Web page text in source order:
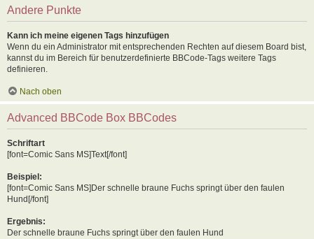
Andere Punkte
Kann ich meine eigenen Tags hinzufügen
Wenn du ein Administrator mit entsprechenden Rechten auf diesem Board bist,
kannst du im Bereich für benutzerdefinierte BBCode-Tags weitere Tags
definieren.
Nach oben
Advanced BBCode Box BBCodes
Schriftart
[font=Comic Sans MS]Text[/font]
Beispiel:
[font=Comic Sans MS]Der schnelle braune Fuchs springt über den faulen
Hund[/font]
Ergebnis:
Der schnelle braune Fuchs springt über den faulen Hund